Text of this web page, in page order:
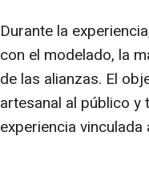
Durante la
con el modelado, la
de las alianzas. El
artesanal al público
experiencia